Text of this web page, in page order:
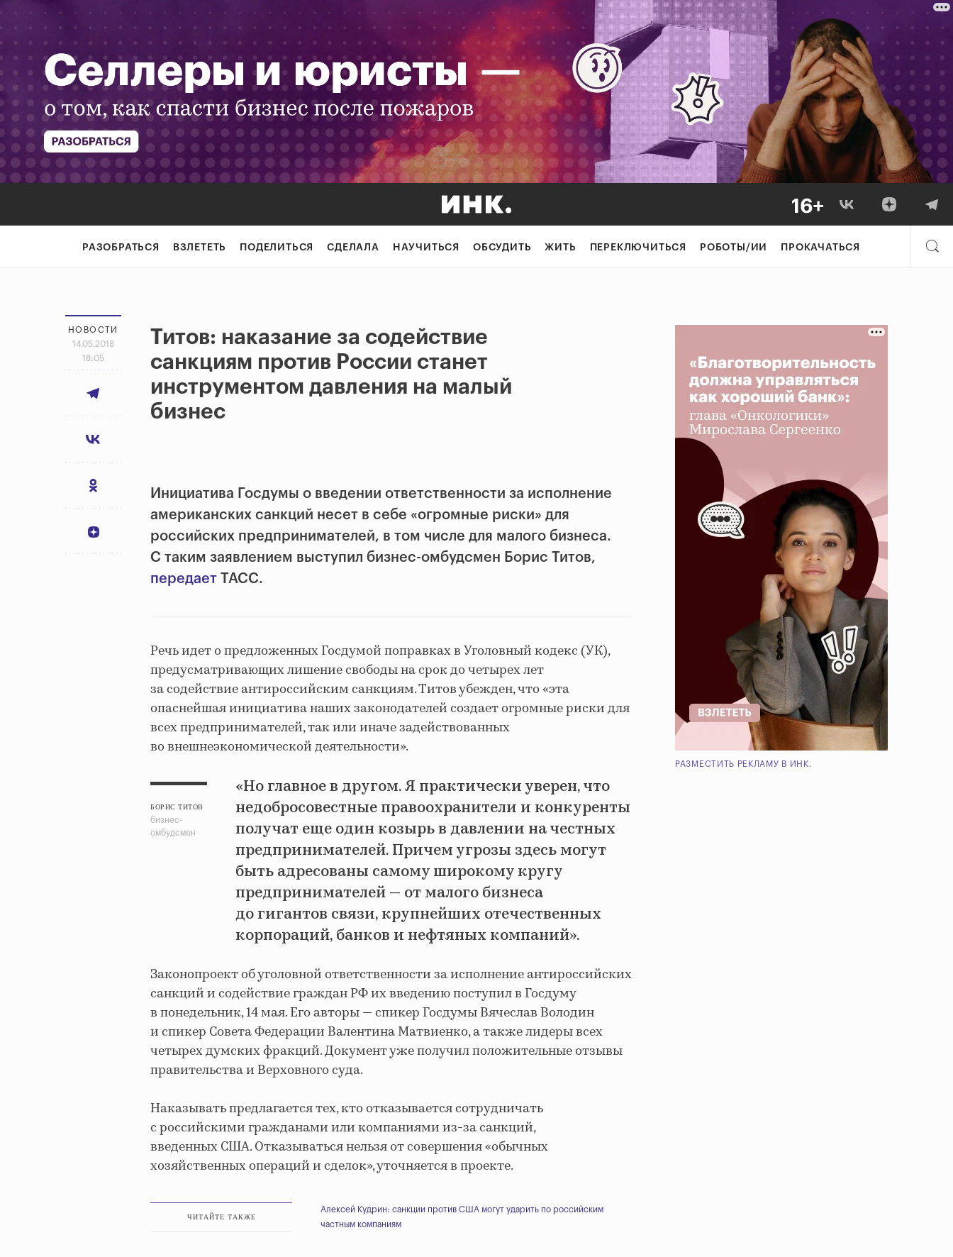
РАЗОБРАТЬСЯ ВЗЛЕТЕТЬ ПОДЕЛИТЬСЯ СДЕЛАЛА НАУЧИТЬСЯ ОБСУДИТЬ ЖИТЬ ПЕРЕКЛЮЧИТЬСЯ РОБОТЫ/ИИ ПРОКАЧАТЬСЯ
НОВОСТИ
14.05.2018
18:05
Титов: наказание за содействие
санкциям против России станет
инструментом давления на малый
бизнес
Инициатива Госдумы о введении ответственности за исполнение
американских санкций несет в себе «огромные риски» для
российских предпринимателей, в том числе для малого бизнеса.
С таким заявлением выступил бизнес-омбудсмен Борис Титов,
передает ТАСС.
Речь идет о предложенных Госдумой поправках в Уголовный кодекс (УК),
предусматривающих лишение свободы на срок до четырех лет
за содействие антироссийским санкциям. Титов убежден, что «эта
опаснейшая инициатива наших законодателей создает огромные риски для
всех предпринимателей, так или иначе задействованных
во внешнеэкономической деятельности».
БОРИС ТИТОВ
бизнес-
омбудсмен
«Но главное в другом. Я практически уверен, что
недобросовестные правоохранители и конкуренты
получат еще один козырь в давлении на честных
предпринимателей. Причем угрозы здесь могут
быть адресованы самому широкому кругу
предпринимателей — от малого бизнеса
до гигантов связи, крупнейших отечественных
корпораций, банков и нефтяных компаний».
Законопроект об уголовной ответственности за исполнение антироссийских
санкций и содействие граждан РФ их введению поступил в Госдуму
в понедельник, 14 мая. Его авторы — спикер Госдумы Вячеслав Володин
и спикер Совета Федерации Валентина Матвиенко, а также лидеры всех
четырех думских фракций. Документ уже получил положительные отзывы
правительства и Верховного суда.
Наказывать предлагается тех, кто отказывается сотрудничать
с российскими гражданами или компаниями из-за санкций,
введенных США. Отказываться нельзя от совершения «обычных
хозяйственных операций и сделок», уточняется в проекте.
ЧИТАЙТЕ ТАКЖЕ
Алексей Кудрин: санкции против США могут ударить по российским
частным компаниям
РАЗМЕСТИТЬ РЕКЛАМУ В ИНК.